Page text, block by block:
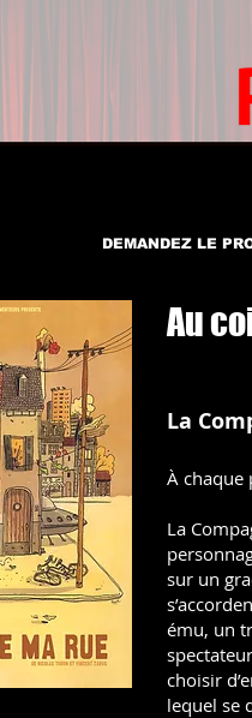
DEMANDEZ LE
Au
La
À chaque
La
sur un
ému, un
choisir
lequel se